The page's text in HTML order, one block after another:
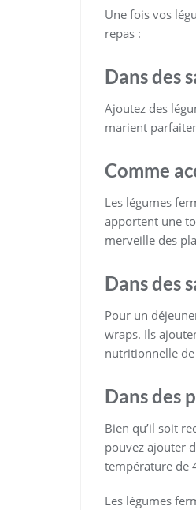
Une fois vos
repas :
Dans des
Ajoutez des
marient
Comme
Les légumes
apportent une
merveille des
Dans des
Pour un
wraps. Ils
nutritionnelle
Dans des
Bien qu’il soit
pouvez ajouter
température de
Les légumes